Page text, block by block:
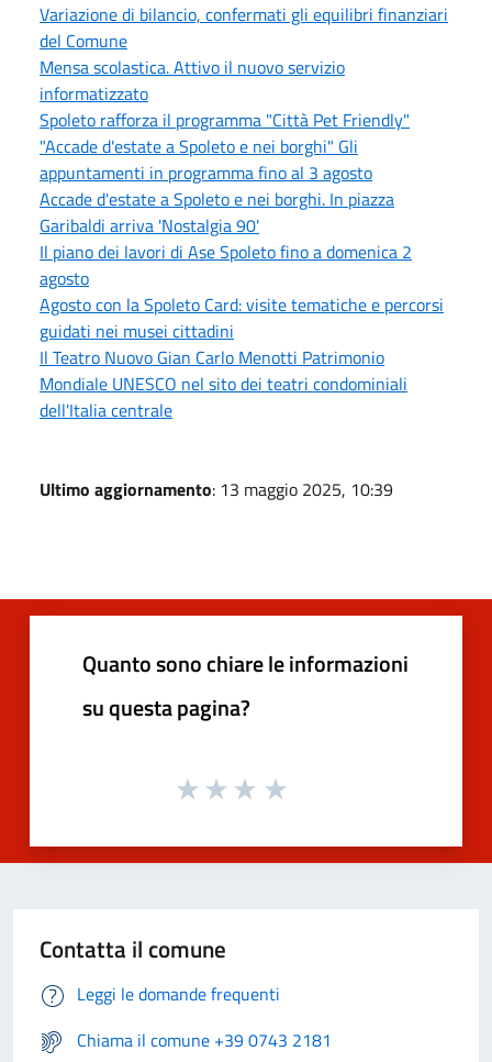
Variazione di bilancio, confermati gli equilibri finanziari
del Comune
Mensa scolastica. Attivo il nuovo servizio
informatizzato
Spoleto rafforza il programma "Città Pet Friendly"
"Accade d'estate a Spoleto e nei borghi" Gli
appuntamenti in programma fino al 3 agosto
Accade d'estate a Spoleto e nei borghi. In piazza
Garibaldi arriva 'Nostalgia 90'
Il piano dei lavori di Ase Spoleto fino a domenica 2
agosto
Agosto con la Spoleto Card: visite tematiche e percorsi
guidati nei musei cittadini
Il Teatro Nuovo Gian Carlo Menotti Patrimonio
Mondiale UNESCO nel sito dei teatri condominiali
dell'Italia centrale
Ultimo aggiornamento: 13 maggio 2025, 10:39
Quanto sono chiare le informazioni
su questa pagina?
Contatta il comune
Leggi le domande frequenti
Chiama il comune +39 0743 2181